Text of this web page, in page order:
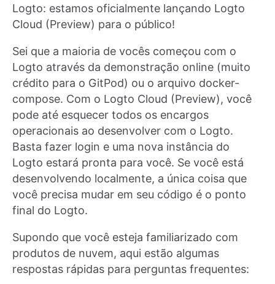
Logto: estamos oficialmente lançando Logto
Cloud (Preview) para o público!
Sei que a maioria de vocês começou com o
Logto através da demonstração online (muito
crédito para o GitPod) ou o arquivo docker-
compose. Com o Logto Cloud (Preview), você
pode até esquecer todos os encargos
operacionais ao desenvolver com o Logto.
Basta fazer login e uma nova instância do
Logto estará pronta para você. Se você está
desenvolvendo localmente, a única coisa que
você precisa mudar em seu código é o ponto
final do Logto.
Supondo que você esteja familiarizado com
produtos de nuvem, aqui estão algumas
respostas rápidas para perguntas frequentes: